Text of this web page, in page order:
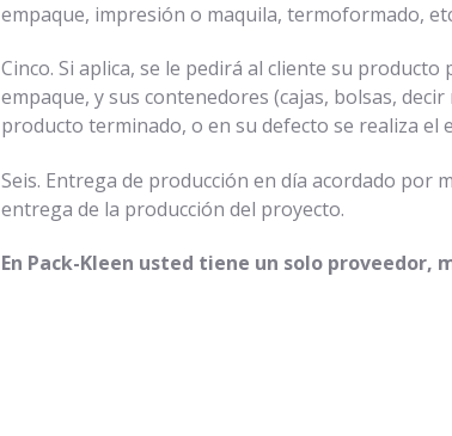
empaque, impresión o maquila, termoformado,
Cinco. Si aplica, se le pedirá al cliente su
empaque, y sus contenedores (cajas, bolsas,
producto terminado, o en su defecto se realiza el
Seis. Entrega de producción en día acordado por
entrega de la producción del proyecto.
En Pack-Kleen usted tiene un solo proveedor,